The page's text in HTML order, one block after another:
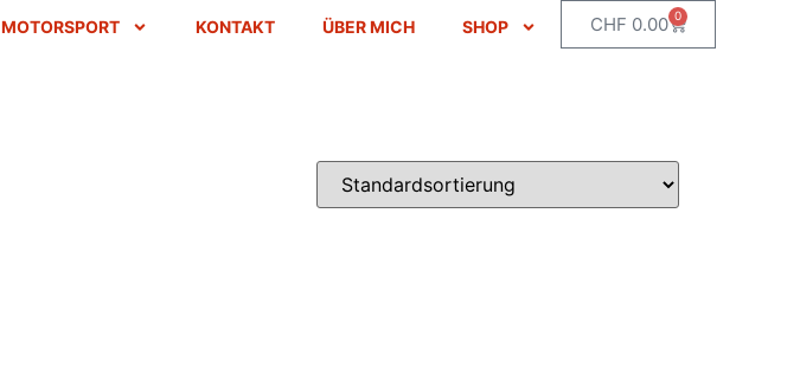
MOTORSPORT KONTAKT ÜBER MICH SHOP CHF 0.00 0